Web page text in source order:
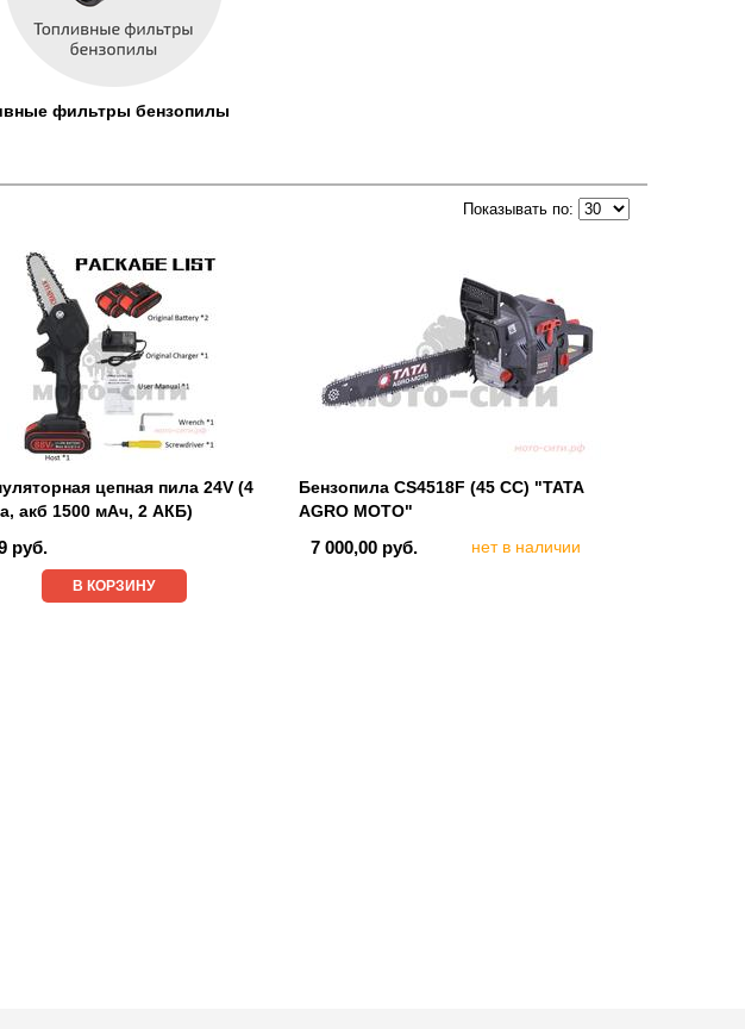
фильтры бензопилы
Показывать по:
цепная пила 24V (4
акб 1500 мАч, 2 АКБ)
руб.
В КОРЗИНУ
Бензопила CS4518F (45 СС) "TATA
AGRO MOTO"
7 000,00 руб. нет в наличии